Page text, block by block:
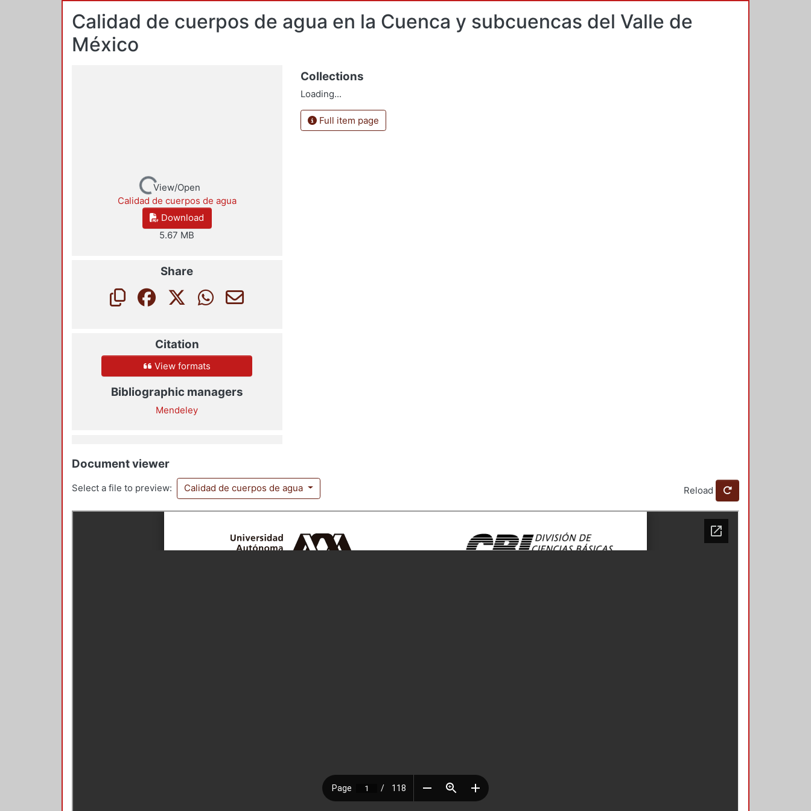
Calidad de cuerpos de agua en la Cuenca y subcuencas del Valle de
México
Loading...View/Open
Calidad de cuerpos de agua
Download
5.67 MB
Share
Citation
View formats
Bibliographic managers
Mendeley
Collections
Loading...
Full item page
Document viewer
Select a file to preview: Calidad de cuerpos de agua Reload